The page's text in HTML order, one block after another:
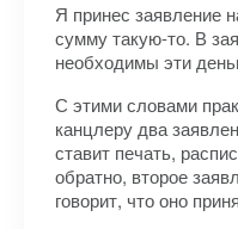
Я принес заявление
сумму такую-то. В
необходимы эти
С этими словами
канцлеру два
ставит печать,
обратно, второе
говорит, что оно